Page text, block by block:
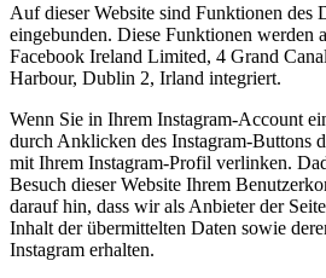
Auf dieser Website sind Funktionen des
eingebunden. Diese Funktionen werden
Facebook Ireland Limited, 4 Grand
Harbour, Dublin 2, Irland integriert.
Wenn Sie in Ihrem Instagram-Account
durch Anklicken des Instagram-Buttons
mit Ihrem Instagram-Profil verlinken.
Besuch dieser Website Ihrem
darauf hin, dass wir als Anbieter der
Inhalt der übermittelten Daten sowie
Instagram erhalten.